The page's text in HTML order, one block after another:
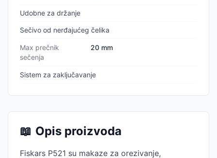
Udobne za držanje
Sečivo od nerđajućeg čelika
Max prečnik
sečenja
20 mm
Sistem za zaključavanje
📖 Opis proizvoda
Fiskars P521 su makaze za orezivanje,